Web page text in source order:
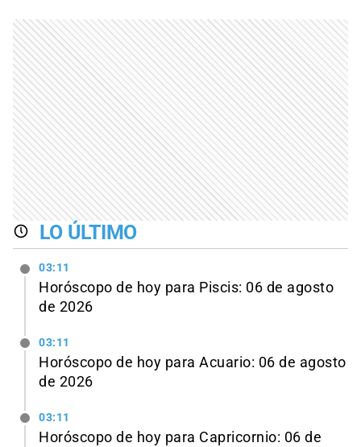
LO ÚLTIMO
03:11
Horóscopo de hoy para Piscis: 06 de agosto
de 2026
03:11
Horóscopo de hoy para Acuario: 06 de agosto
de 2026
03:11
Horóscopo de hoy para Capricornio: 06 de